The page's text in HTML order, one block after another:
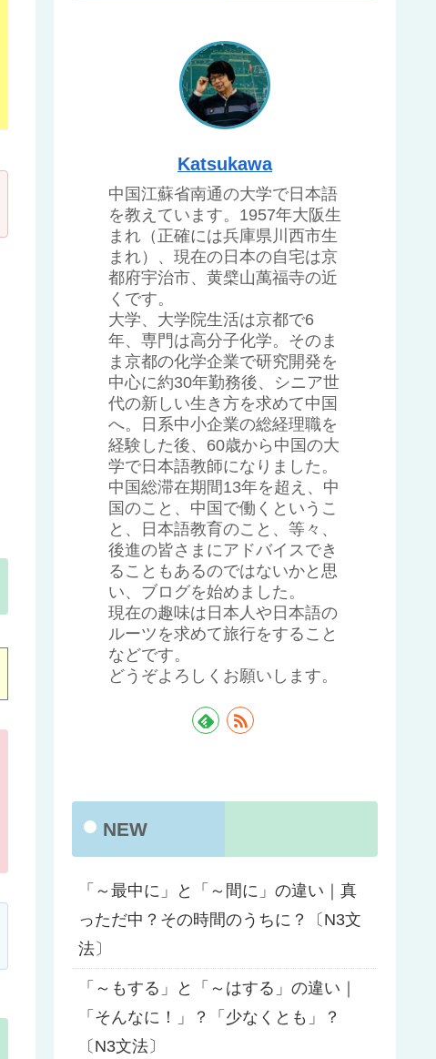
Katsukawa
中国江蘇省南通の大学で日本語
を教えています。1957年大阪生
まれ（正確には兵庫県川西市生
まれ）、現在の日本の自宅は京
都府宇治市、黄檗山萬福寺の近
くです。
大学、大学院生活は京都で6
年、専門は高分子化学。そのま
ま京都の化学企業で研究開発を
中心に約30年勤務後、シニア世
代の新しい生き方を求めて中国
へ。日系中小企業の総経理職を
経験した後、60歳から中国の大
学で日本語教師になりました。
中国総滞在期間13年を超え、中
国のこと、中国で働くというこ
と、日本語教育のこと、等々、
後進の皆さまにアドバイスでき
ることもあるのではないかと思
い、ブログを始めました。
現在の趣味は日本人や日本語の
ルーツを求めて旅行をすること
などです。
どうぞよろしくお願いします。
NEW
「～最中に」と「～間に」の違い｜真
っただ中？その時間のうちに？〔N3文
法〕
「～もする」と「～はする」の違い｜
「そんなに！」？「少なくとも」？
〔N3文法〕